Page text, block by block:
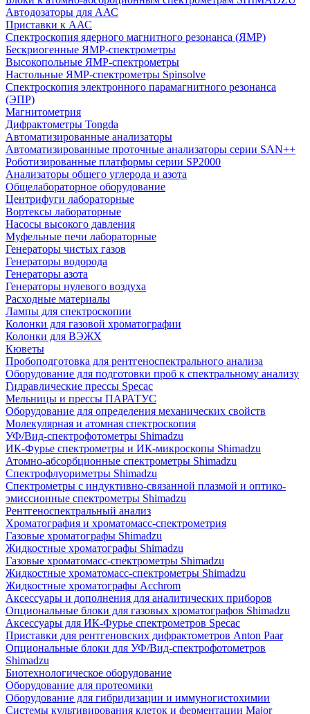
Автодозаторы для ААС
Приставки к ААС
Спектроскопия ядерного магнитного резонанса (ЯМР)
Бескриогенные ЯМР‑спектрометры
Высокопольные ЯМР‑спектрометры
Настольные ЯМР‑спектрометры Spinsolve
Спектроскопия электронного парамагнитного резонанса
(ЭПР)
Магнитометрия
Дифрактометры Tongda
Автоматизированные анализаторы
Автоматизированные проточные анализаторы серии SAN++
Роботизированные платформы серии SP2000
Анализаторы общего углерода и азота
Общелабораторное оборудование
Центрифуги лабораторные
Вортексы лабораторные
Насосы высокого давления
Муфельные печи лабораторные
Генераторы чистых газов
Генераторы водорода
Генераторы азота
Генераторы нулевого воздуха
Расходные материалы
Лампы для спектроскопии
Колонки для газовой хроматографии
Колонки для ВЭЖХ
Кюветы
Пробоподготовка для рентгеноспектрального анализа
Оборудование для подготовки проб к спектральному анализу
Гидравлические прессы Specac
Мельницы и прессы ПАРАТУС
Оборудование для определения механических свойств
Молекулярная и атомная спектроскопия
УФ/Вид-спектрофотометры Shimadzu
ИК-Фурье спектрометры и ИК-микроскопы Shimadzu
Атомно-абсорбционные спектрометры Shimadzu
Спектрофлуориметры Shimadzu
Спектрометры с индуктивно-связанной плазмой и оптико-
эмиссионные спектрометры Shimadzu
Рентгеноспектральный анализ
Хроматография и хроматомасс-спектрометрия
Газовые хроматографы Shimadzu
Жидкостные хроматографы Shimadzu
Газовые хроматомасс-спектрометры Shimadzu
Жидкостные хроматомасс-спектрометры Shimadzu
Жидкостные хроматографы Acchrom
Аксессуары и дополнения для аналитических приборов
Опциональные блоки для газовых хроматографов Shimadzu
Аксессуары для ИК-Фурье спектрометров Specac
Приставки для рентгеновских дифрактометров Anton Paar
Опциональные блоки для УФ/Вид-спектрофотометров
Shimadzu
Биотехнологическое оборудование
Оборудование для протеомики
Оборудование для гибридизации и иммуногистохимии
Системы культивирования клеток и ферментации Major